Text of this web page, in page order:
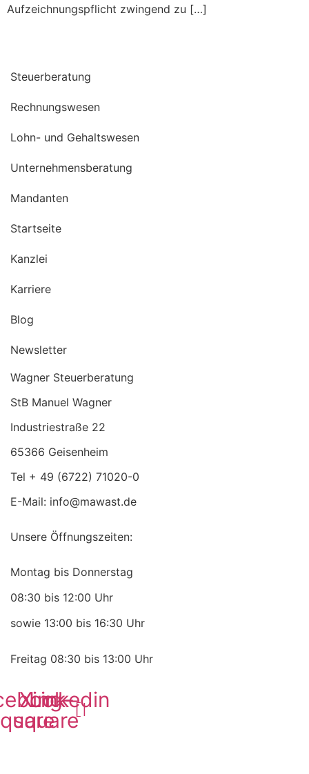
Aufzeichnungspflicht zwingend zu […]
Steuerberatung
Rechnungswesen
Lohn- und Gehaltswesen
Unternehmensberatung
Mandanten
Startseite
Kanzlei
Karriere
Blog
Newsletter
Wagner Steuerberatung
StB Manuel Wagner
Industriestraße 22
65366 Geisenheim
Tel + 49 (6722) 71020-0
E-Mail: info@mawast.de
Unsere Öffnungszeiten:
Montag bis Donnerstag
08:30 bis 12:00 Uhr
sowie 13:00 bis 16:30 Uhr
Freitag 08:30 bis 13:00 Uhr
Xing-
square
Linkedin